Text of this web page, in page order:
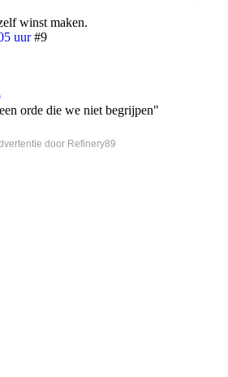
winst maken.
uur #9
orde die we niet begrijpen"
door Refinery89